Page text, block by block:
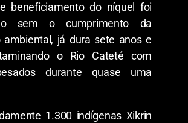
beneficiamento do níquel foi
sem o cumprimento da
ambiental, já dura sete anos e
o Rio Cateté com
durante quase uma
1.300 indígenas Xikrin